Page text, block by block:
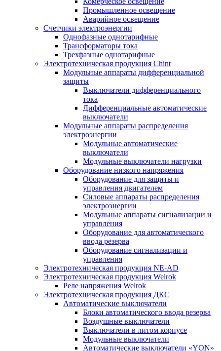
Промышленное освещение
Аварийное освещение
Счетчики электроэнергии
Однофазные однотарифные
Трансформаторы тока
Трехфазные однотарифные
Электротехническая продукция Chint
Модульные аппараты дифференциальной
защиты
Выключатели дифференциального
тока
Дифференциальные автоматические
выключатели
Модульные аппараты распределения
электроэнергии
Модульные автоматические
выключатели
Модульные выключатели нагрузки
Оборудование низкого напряжения
Оборудование для защиты и
управления двигателем
Силовые аппараты распределения
электроэнергии
Модульные аппараты сигнализации и
управления
Оборудование для автоматического
ввода резерва
Оборудование сигнализации и
управления
Электротехническая продукция NE-AD
Электротехническая продукция Welrok
Реле напряжения Welrok
Электротехническая продукция ДКС
Автоматические выключатели
Блоки автоматического ввода резерва
Воздушные выключатели
Выключатели в литом корпусе
Модульные выключатели
Автоматические выключатели «YON»